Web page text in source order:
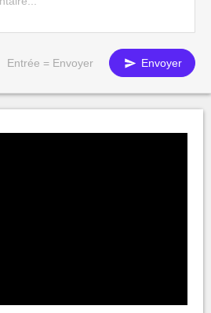
Entrée = Envoyer Envoyer